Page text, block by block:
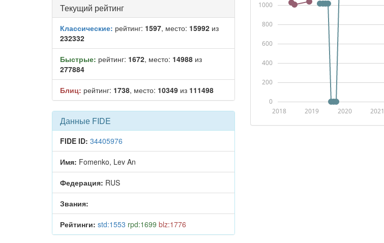
Текущий рейтинг
Классические: рейтинг: 1597, место: 15992 из
232332
Быстрые: рейтинг: 1672, место: 14988 из
277884
Блиц: рейтинг: 1738, место: 10349 из 111498
Данные FIDE
FIDE ID: 34405976
Имя: Fomenko, Lev An
Федерация: RUS
Звания:
Рейтинги: std:1553 rpd:1699 blz:1776
2018 2019 2020 2021
0
200
400
600
800
1000